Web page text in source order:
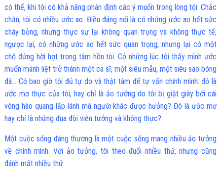
có thể, khi tôi có khả năng phân định các ý muốn trong lòng tôi. Chắc
chắn, tôi có nhiều ước ao. Điều đáng nói là có những ước ao hết sức
cháy bỏng, nhưng thực sự lại không quan trọng và không thực tế;
ngược lại, có những ước ao hết sức quan trọng, nhưng lại có một
chỗ đứng hời hợt trong tâm hồn tôi. Có những lúc tôi thấy mình ước
muốn mãnh liệt trở thành một ca sĩ, một siêu mẫu, một siêu sao bóng
đá… Có bao giờ tôi đủ tự do và thật tâm để tự vấn chính mình: đó là
ước mơ thực của tôi, hay chỉ là ảo tưởng do tôi bị giật giây bởi cái
vòng hào quang lấp lánh mà người khác được hưởng? Đó là ước mơ
hay chỉ là những đua đòi viễn tưởng và không thực?
Một cuộc sống đáng thương là một cuộc sống mang nhiều ảo tưởng
về chính mình. Với ảo tưởng, tôi theo đuổi nhiều thứ, nhưng cũng
đánh mất nhiều thứ.